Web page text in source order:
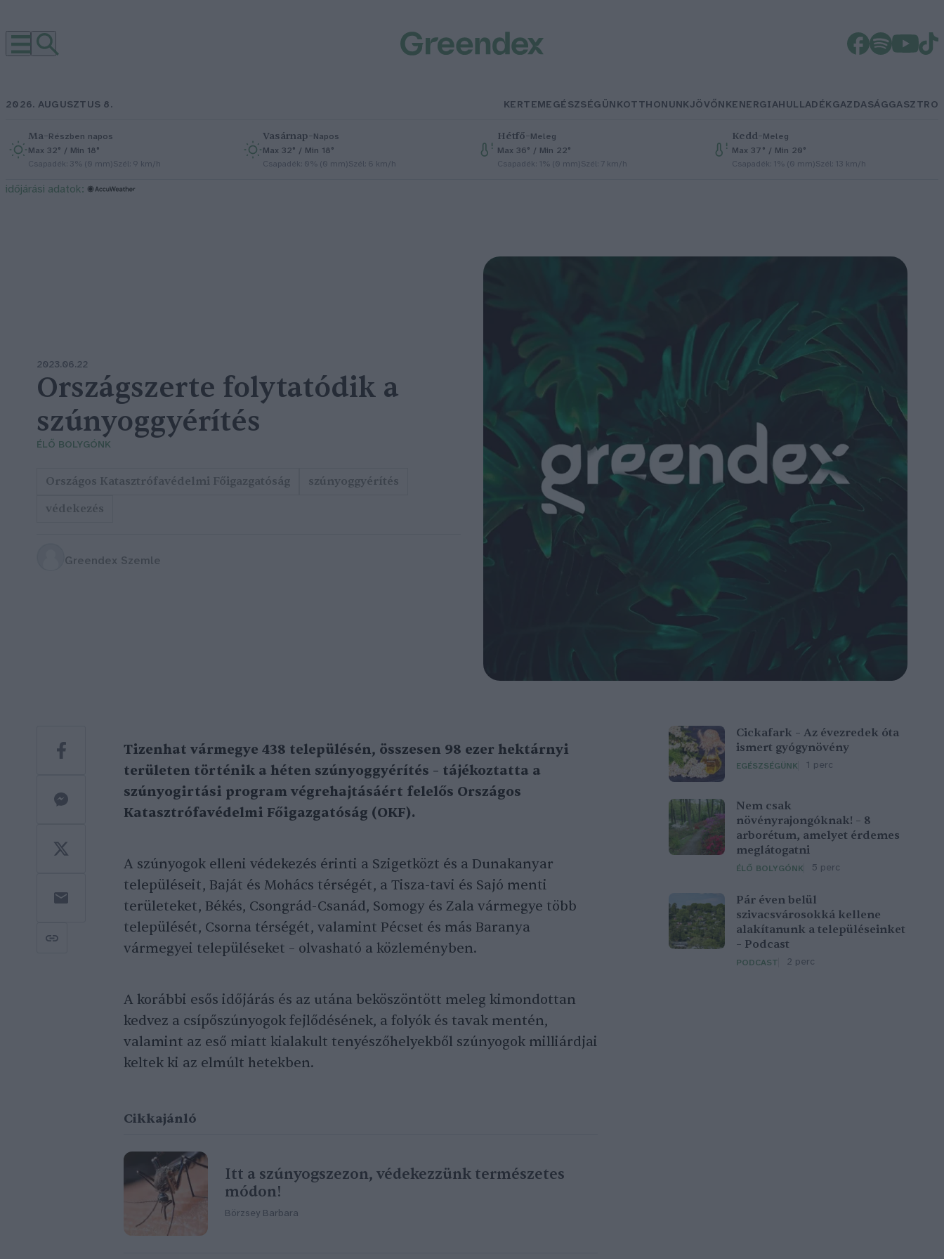
2026. AUGUSZTUS 8. KERTEMEGÉSZSÉGÜNKOTTHONUNKJÖVŐNKENERGIAHULLADÉKGAZDASÁGGASZTRO
Ma–Részben napos
Max 32° / Min 18°
Csapadék: 3% (0 mm)Szél: 9 km/h
Vasárnap–Napos
Max 32° / Min 18°
Csapadék: 0% (0 mm)Szél: 6 km/h
Hétfő–Meleg
Max 36° / Min 22°
Csapadék: 1% (0 mm)Szél: 7 km/h
Kedd–Meleg
Max 37° / Min 20°
Csapadék: 1% (0 mm)Szél: 13 km/h
időjárási adatok:
2023.06.22
Országszerte folytatódik a
szúnyoggyérítés
ÉLŐ BOLYGÓNK
Országos Katasztrófavédelmi Főigazgatóság
szúnyoggyérítés
védekezés
Greendex Szemle
Tizenhat vármegye 438 településén, összesen 98 ezer hektárnyi
területen történik a héten szúnyoggyérítés – tájékoztatta a
szúnyogirtási program végrehajtásáért felelős Országos
Katasztrófavédelmi Főigazgatóság (OKF).
A szúnyogok elleni védekezés érinti a Szigetközt és a Dunakanyar
településeit, Baját és Mohács térségét, a Tisza-tavi és Sajó menti
területeket, Békés, Csongrád-Csanád, Somogy és Zala vármegye több
települését, Csorna térségét, valamint Pécset és más Baranya
vármegyei településeket – olvasható a közleményben.
A korábbi esős időjárás és az utána beköszöntött meleg kimondottan
kedvez a csípőszúnyogok fejlődésének, a folyók és tavak mentén,
valamint az eső miatt kialakult tenyészőhelyekből szúnyogok milliárdjai
keltek ki az elmúlt hetekben.
Cikkajánló
Itt a szúnyogszezon, védekezzünk természetes
módon!
Börzsey Barbara
Cickafark – Az évezredek óta
ismert gyógynövény
EGÉSZSÉGÜNK 1 perc
Nem csak
növényrajongóknak! – 8
arborétum, amelyet érdemes
meglátogatni
ÉLŐ BOLYGÓNK 5 perc
Pár éven belül
szivacsvárosokká kellene
alakítanunk a településeinket
– Podcast
PODCAST 2 perc